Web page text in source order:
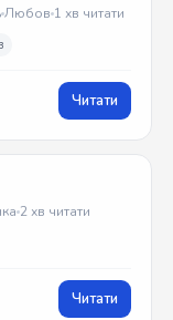
Любов 1 хв читати
Читати
2 хв читати
Читати